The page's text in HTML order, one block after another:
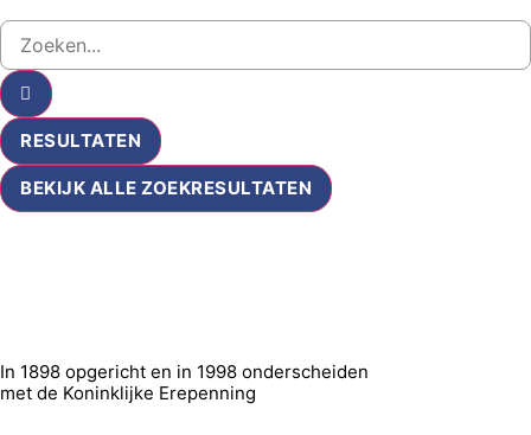
RESULTATEN
BEKIJK ALLE ZOEKRESULTATEN
In 1898 opgericht en in 1998 onderscheiden
met de Koninklijke Erepenning